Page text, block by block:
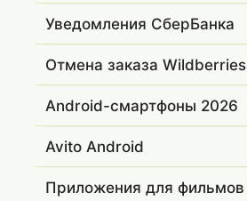
Уведомления СберБанка
Отмена заказа Wildberries
Android-смартфоны 2026
Avito Android
Приложения для фильмов